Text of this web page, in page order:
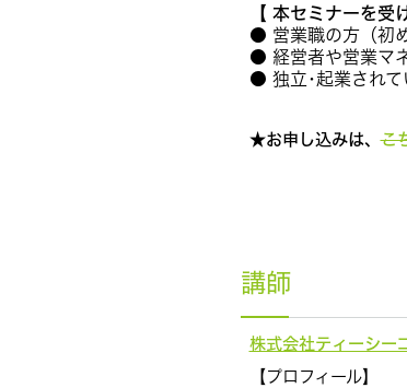
【 本セミナーを受
● 営業職の方（初
● 経営者や営業マ
● 独立･起業されて
★お申し込みは、こ
講師
株式会社ティーシー
【プロフィール】